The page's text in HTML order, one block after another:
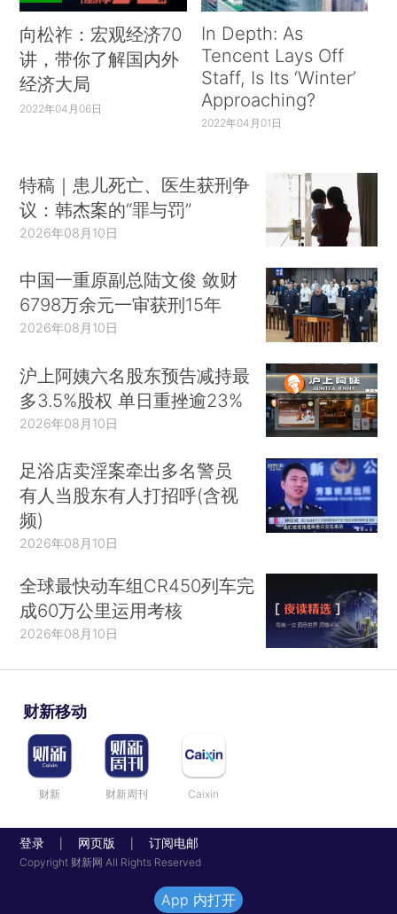
向松祚：宏观经济70
讲，带你了解国内外
经济大局
2022年04月06日
In Depth: As
Tencent Lays Off
Staff, Is Its ‘Winter’
Approaching?
2022年04月01日
特稿｜患儿死亡、医生获刑争
议：韩杰案的“罪与罚”
2026年08月10日
中国一重原副总陆文俊 敛财
6798万余元一审获刑15年
2026年08月10日
沪上阿姨六名股东预告减持最
多3.5%股权 单日重挫逾23%
2026年08月10日
足浴店卖淫案牵出多名警员
有人当股东有人打招呼(含视
频)
2026年08月10日
全球最快动车组CR450列车完
成60万公里运用考核
2026年08月10日
财新移动
财新 财新周刊 Caixin
登录 网页版 订阅电邮
Copyright 财新网 All Rights Reserved
App 内打开